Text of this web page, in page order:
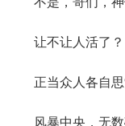
让不让人活了？
正当众人各自思
风暴中央，无数